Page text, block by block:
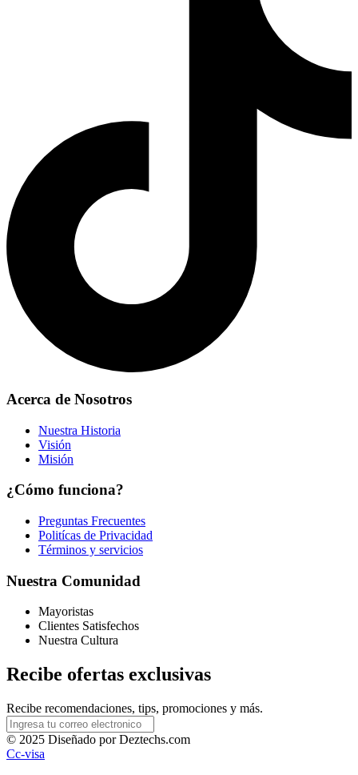
Acerca de Nosotros
Nuestra Historia
Visión
Misión
¿Cómo funciona?
Preguntas Frecuentes
Politícas de Privacidad
Términos y servicios
Nuestra Comunidad
Mayoristas
Clientes Satisfechos
Nuestra Cultura
Recibe ofertas exclusivas
Recibe recomendaciones, tips, promociones y más.
© 2025 Diseñado por Deztechs.com
Cc-visa